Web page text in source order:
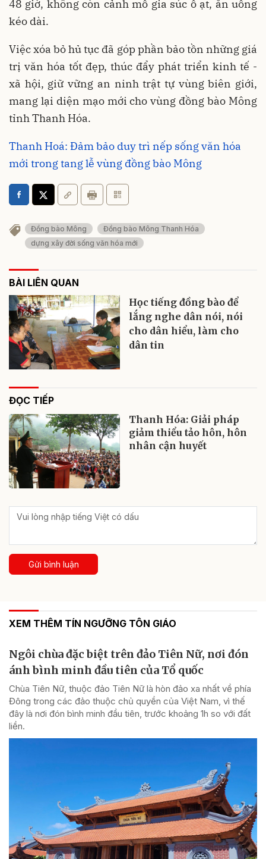
48 giờ, không còn cảnh mổ gia súc ồ ạt, ăn uống
kéo dài.
Việc xóa bỏ hủ tục đã góp phần bảo tồn những giá
trị văn hóa tốt đẹp, thúc đẩy phát triển kinh tế -
xã hội, giữ vững an ninh trật tự vùng biên giới,
mang lại diện mạo mới cho vùng đồng bào Mông
tỉnh Thanh Hóa.
Thanh Hoá: Đảm bảo duy trì nếp sống văn hóa
mới trong tang lễ vùng đồng bào Mông
Đồng bào Mông
Đồng bào Mông Thanh Hóa
dựng xây đời sống văn hóa mới
BÀI LIÊN QUAN
Học tiếng đồng bào để
lắng nghe dân nói, nói
cho dân hiểu, làm cho
dân tin
ĐỌC TIẾP
Thanh Hóa: Giải pháp
giảm thiểu tảo hôn, hôn
nhân cận huyết
Gửi bình luận
XEM THÊM TÍN NGƯỠNG TÔN GIÁO
Ngôi chùa đặc biệt trên đảo Tiên Nữ, nơi đón
ánh bình minh đầu tiên của Tổ quốc
Chùa Tiên Nữ, thuộc đảo Tiên Nữ là hòn đảo xa nhất về phía
Đông trong các đảo thuộc chủ quyền của Việt Nam, vì thế
đây là nơi đón bình minh đầu tiên, trước khoảng 1h so với đất
liền.